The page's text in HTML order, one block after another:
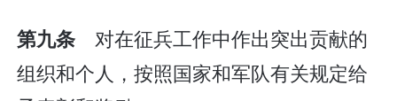
第九条 对在征兵工作中作出突出贡献的
组织和个人，按照国家和军队有关规定给